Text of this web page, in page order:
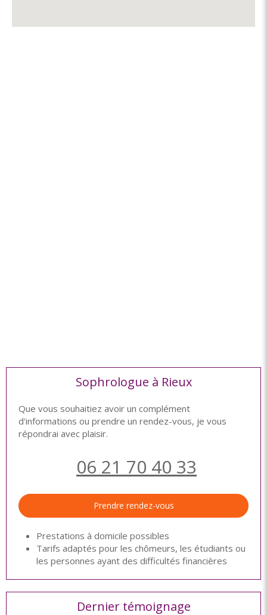
Sophrologue à Rieux
Que vous souhaitiez avoir un complément
d'informations ou prendre un rendez-vous, je vous
répondrai avec plaisir.
06 21 70 40 33
Prendre rendez-vous
Prestations à domicile possibles
Tarifs adaptés pour les chômeurs, les étudiants ou
les personnes ayant des difficultés financières
Dernier témoignage